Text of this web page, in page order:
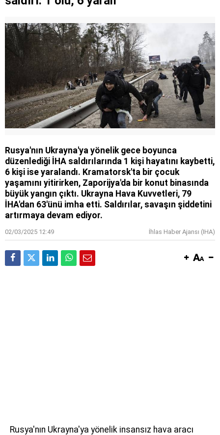
Rusya'nın Ukrayna'ya yönelik gece boyunca
düzenlediği İHA saldırılarında 1 kişi hayatını kaybetti,
6 kişi ise yaralandı. Kramatorsk'ta bir çocuk
yaşamını yitirirken, Zaporijya'da bir konut binasında
büyük yangın çıktı. Ukrayna Hava Kuvvetleri, 79
İHA'dan 63'ünü imha etti. Saldırılar, savaşın şiddetini
artırmaya devam ediyor.
02/03/2025 12:49 İhlas Haber Ajansı (IHA)
Rusya'nın Ukrayna'ya yönelik insansız hava aracı